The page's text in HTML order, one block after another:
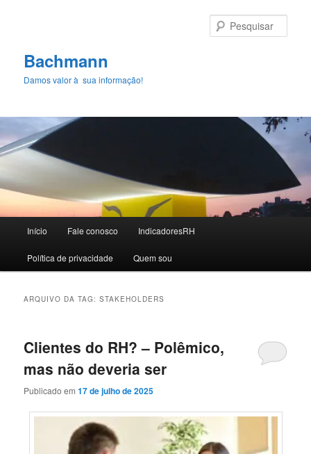
principal
secundárioBachmann
Damos valor à sua informação!
principal
Início Fale conosco IndicadoresRH
Polí­tica de privacidade Quem sou
ARQUIVO DA TAG:STAKEHOLDERS
Clientes do RH? – Polêmico,
mas não deveria ser
Publicado em17 de julho de 2025